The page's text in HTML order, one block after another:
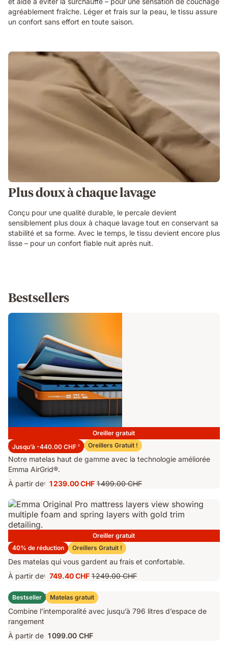
agréablement fraîche. Léger et frais sur la peau, le tissu assure
un confort sans effort en toute saison.
Plus doux à chaque lavage
Conçu pour une qualité durable, le percale devient
sensiblement plus doux à chaque lavage tout en conservant sa
stabilité et sa forme. Avec le temps, le tissu devient encore plus
lisse – pour un confort fiable nuit après nuit.
Bestsellers
Oreiller gratuit
Jusqu’à -440.00 CHF 2 Oreillers Gratuit !
Matelas Emma Performance 26
Notre matelas haut de gamme avec la technologie améliorée
Emma AirGrid®.
À partir de1
Prix
1 239.00 CHF Prix
1 499.00 CHF
1 499.00 CHF
Oreiller gratuit
40% de réduction
Oreillers Gratuit !
Matelas Emma Original Pro
Des matelas qui vous gardent au frais et confortable.
À partir de1
Prix
749.40 CHF
749.40 CHF Prix
d'origine
1 249.00 CHF
1 249.00 CHF
Bestseller Matelas gratuit
Lit Coffre Emma Original
Combine l’intemporalité avec jusqu’à 796 litres d’espace de
rangement
À partir de 1 099.00 CHF